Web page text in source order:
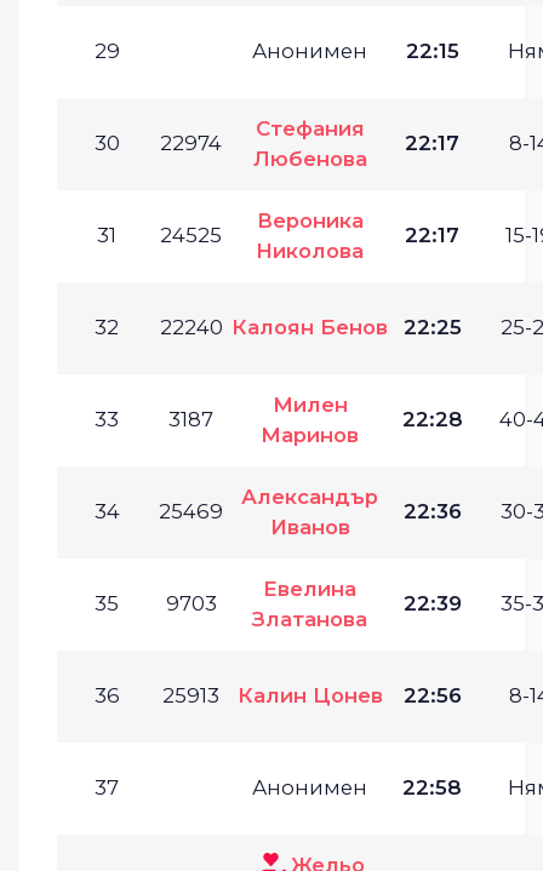
29 Анонимен 22:15
30 22974
Стефания
Любенова
22:17 8-
31 24525
Вероника
Николова
22:17 15-
32 22240 Калоян Бенов 22:25 25-
33 3187
Милен
Маринов
22:28 40-
34 25469
Александър
Иванов
22:36 30-
35 9703
Евелина
Златанова
22:39 35-
36 25913 Калин Цонев 22:56 8-
37 Анонимен 22:58
Жельо